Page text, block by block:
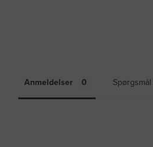
Anmeldelser Spørgsmål